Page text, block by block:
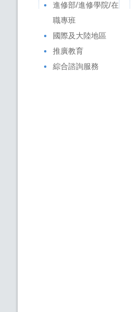
進修部/進修學院/在
職專班
國際及大陸地區
推廣教育
綜合諮詢服務